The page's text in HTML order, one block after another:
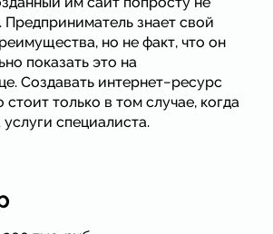
Предприниматель знает свой
но не факт, что он
показать это на
Создавать интернет−ресурс
стоит только в том случае, когда
специалиста.